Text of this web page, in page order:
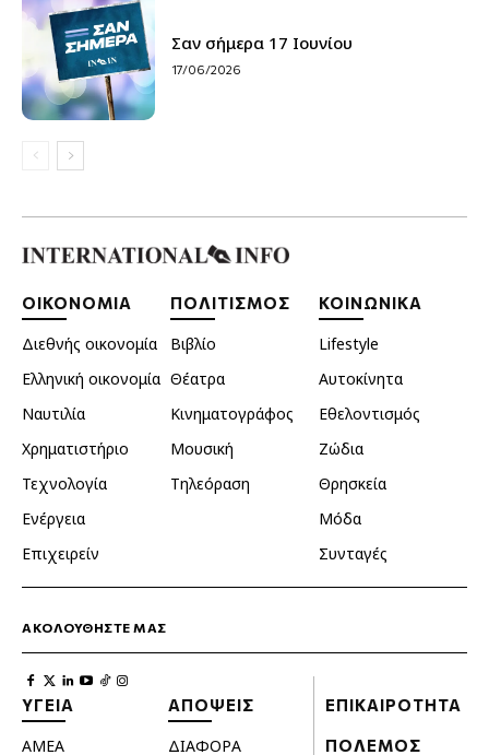
Σαν σήμερα 17 Ιουνίου
17/06/2026
ΟΙΚΟΝΟΜΙΑ
Διεθνής οικονομία
Ελληνική οικονομία
Ναυτιλία
Χρηματιστήριο
Τεχνολογία
Ενέργεια
Επιχειρείν
ΠΟΛΙΤΙΣΜΟΣ
Βιβλίο
Θέατρα
Κινηματογράφος
Μουσική
Τηλεόραση
ΚΟΙΝΩΝΙΚΑ
Lifestyle
Αυτοκίνητα
Εθελοντισμός
Ζώδια
Θρησκεία
Μόδα
Συνταγές
ΑΚΟΛΟΥΘΗΣΤΕ ΜΑΣ
ΥΓΕΙΑ
ΑΜΕΑ
ΑΠΟΨΕΙΣ
ΔΙΑΦΟΡΑ
ΕΠΙΚΑΙΡΟΤΗΤΑ
ΠΟΛΕΜΟΣ